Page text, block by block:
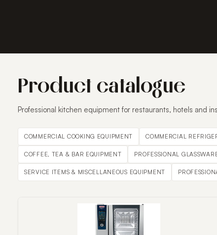
Product catalogue
Professional kitchen equipment for restaurants, hotels and
COMMERCIAL COOKING EQUIPMENT COMMERCIAL
COFFEE, TEA & BAR EQUIPMENT PROFESSIONAL
SERVICE ITEMS & MISCELLANEOUS EQUIPMENT